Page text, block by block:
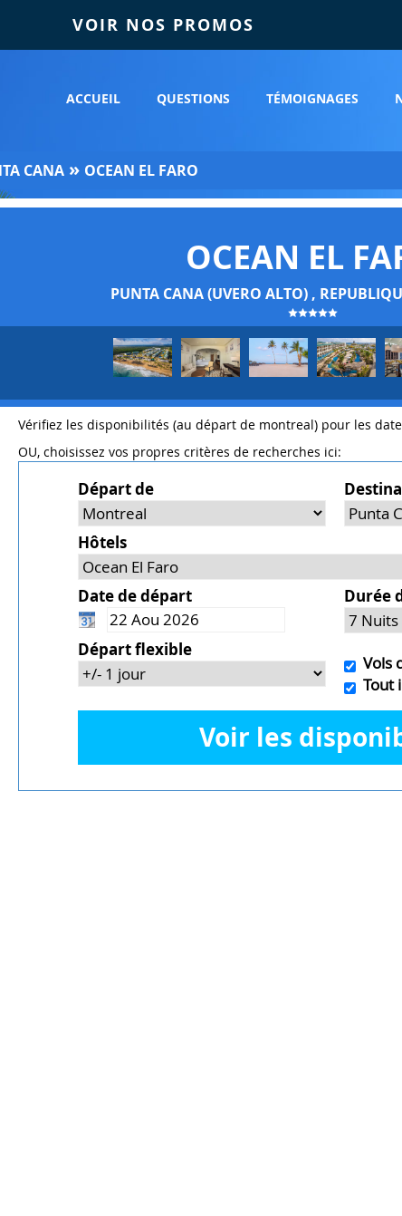
VOIR NOS PROMOS
ACCUEIL QUESTIONS TÉMOIGNAGES
CANA » OCEAN EL FARO
OCEAN EL
PUNTA CANA (UVERO ALTO) ,
Vérifiez les disponibilités (au départ de montreal) pour les
OU, choisissez vos propres critères de recherches ici:
Départ de
Hôtels
Date de départ Durée
Départ flexible
Vols
Tout
Voir les